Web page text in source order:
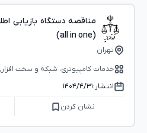
مناقصه دستگاه بازیابی
(all in one)
تهران
خدمات کامپیوتری، شبکه و سخت
مشاوره
انتشار:۱۴۰۴/۴/۳۱
نشان کردن